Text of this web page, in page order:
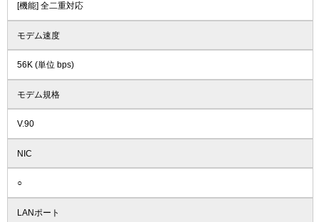
[機能] 全二重対応
モデム速度
56K (単位 bps)
モデム規格
V.90
NIC
○
LANポート